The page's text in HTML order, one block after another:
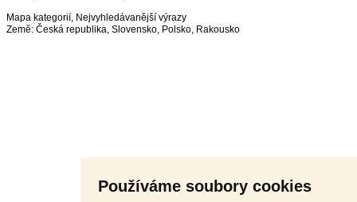
Používáme soubory cookies
Mapa kategorií, Nejvyhledávanější výrazy
Země: Česká republika, Slovensko, Polsko, Rakousko